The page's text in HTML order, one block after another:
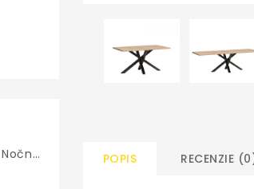
Freshion 06 Nočný Stolík POPIS RECENZIE